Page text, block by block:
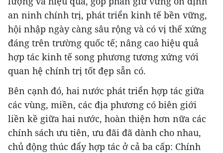
an ninh chính trị, phát triển kinh tế bền vững,
hội nhập ngày càng sâu rộng và có vị thế xứng
đáng trên trường quốc tế; nâng cao hiệu quả
hợp tác kinh tế song phương tương xứng với
quan hệ chính trị tốt đẹp sẵn có.
Bên cạnh đó, hai nước phát triển hợp tác giữa
các vùng, miền, các địa phương có biên giới
liền kề giữa hai nước, hoàn thiện hơn nữa các
chính sách ưu tiên, ưu đãi đã dành cho nhau,
chủ động thúc đẩy hợp tác ở cả ba cấp: Chính